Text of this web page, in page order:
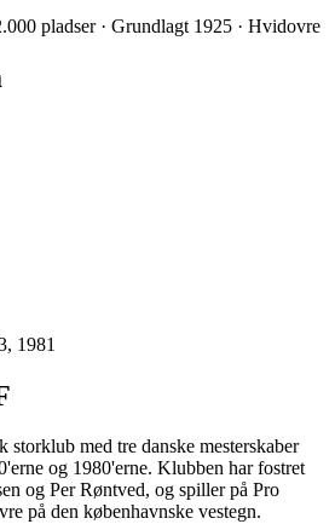
pladser · Grundlagt 1925 · Hvidovre
1981
med tre danske mesterskaber
og 1980'erne. Klubben har fostret
og Per Røntved, og spiller på Pro
på den københavnske vestegn.